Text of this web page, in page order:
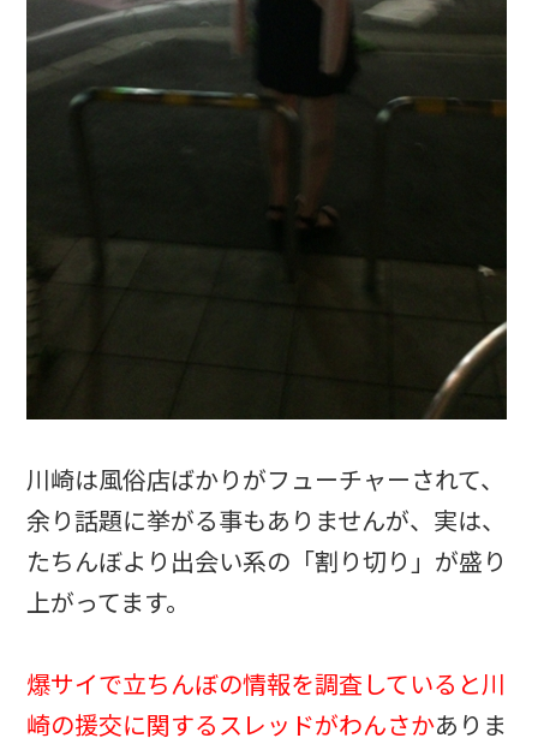
川崎は風俗店ばかりがフューチャーされて、
余り話題に挙がる事もありませんが、実は、
たちんぼより出会い系の「割り切り」が盛り
上がってます。
爆サイで立ちんぼの情報を調査していると川
崎の援交に関するスレッドがわんさかありま